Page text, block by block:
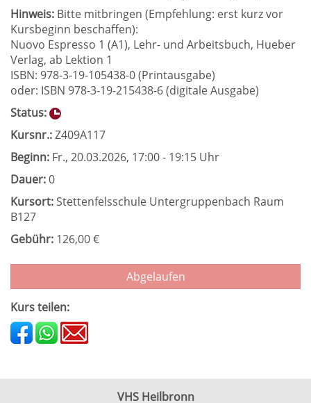
Hinweis: Bitte mitbringen (Empfehlung: erst kurz vor
Kursbeginn beschaffen):
Nuovo Espresso 1 (A1), Lehr- und Arbeitsbuch, Hueber
Verlag, ab Lektion 1
ISBN: 978-3-19-105438-0 (Printausgabe)
oder: ISBN 978-3-19-215438-6 (digitale Ausgabe)
Status:
Kursnr.:Z409A117
Beginn: Fr., 20.03.2026, 17:00 - 19:15 Uhr
Dauer:0
Kursort:Stettenfelsschule Untergruppenbach Raum
B127
Gebühr: 126,00 €
Abgelaufen
Kurs teilen:
VHS Heilbronn